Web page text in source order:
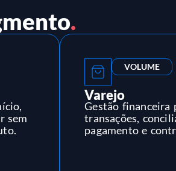
.
sem
VOLUME
Varejo
Gestão financeira
transações,
pagamento e